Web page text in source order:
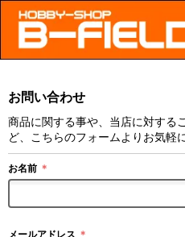
お問い合わせ
商品に関する事や、当店に対する
ど、こちらのフォームよりお気軽
お名前 ＊
メールアドレス ＊